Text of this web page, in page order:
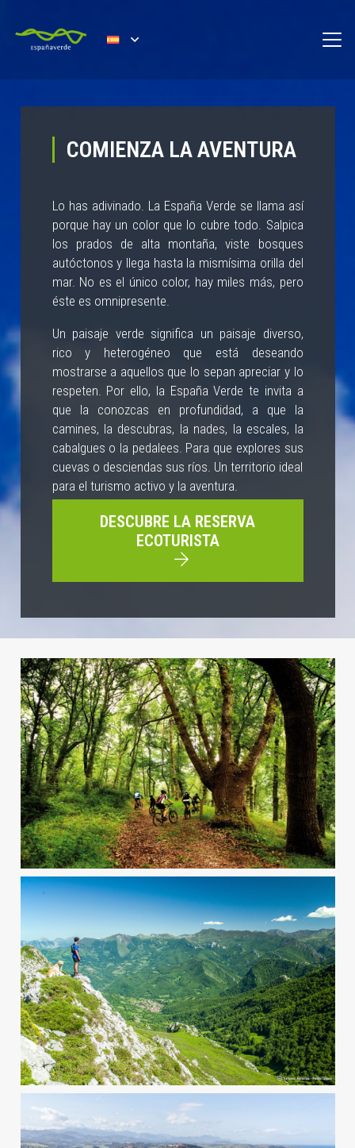
COMIENZA LA AVENTURA
Lo has adivinado. La España Verde se llama así
porque hay un color que lo cubre todo. Salpica
los prados de alta montaña, viste bosques
autóctonos y llega hasta la mismísima orilla del
mar. No es el único color, hay miles más, pero
éste es omnipresente.
Un paisaje verde significa un paisaje diverso,
rico y heterogéneo que está deseando
mostrarse a aquellos que lo sepan apreciar y lo
respeten. Por ello, la España Verde te invita a
que la conozcas en profundidad, a que la
camines, la descubras, la nades, la escales, la
cabalgues o la pedalees. Para que explores sus
cuevas o desciendas sus ríos. Un territorio ideal
para el turismo activo y la aventura.
DESCUBRE LA RESERVA
ECOTURISTA